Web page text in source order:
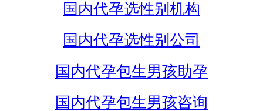
国内代孕选性别机构
国内代孕选性别公司
国内代孕包生男孩助孕
国内代孕包生男孩咨询